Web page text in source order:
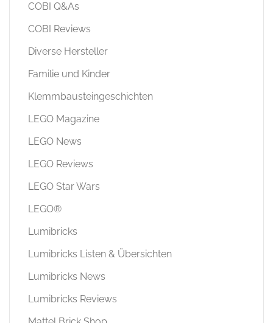
COBI Q&As
COBI Reviews
Diverse Hersteller
Familie und Kinder
Klemmbausteingeschichten
LEGO Magazine
LEGO News
LEGO Reviews
LEGO Star Wars
LEGO®
Lumibricks
Lumibricks Listen & Übersichten
Lumibricks News
Lumibricks Reviews